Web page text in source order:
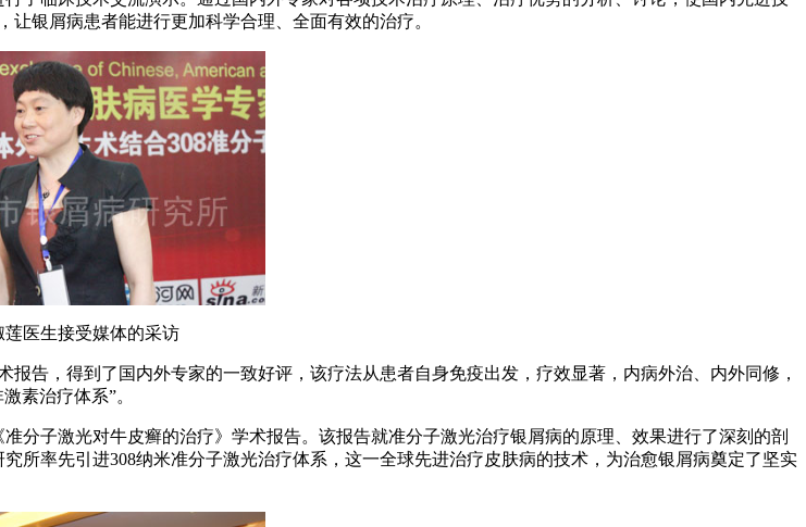
银屑病患者能进行更加科学合理、全面有效的治疗。
莲医生接受媒体的采访
告，得到了国内外专家的一致好评，该疗法从患者自身免疫出发，疗效显著，内病外治、内外同修，
素治疗体系”。
分子激光对牛皮癣的治疗》学术报告。该报告就准分子激光治疗银屑病的原理、效果进行了深刻的剖
所率先引进308纳米准分子激光治疗体系，这一全球先进治疗皮肤病的技术，为治愈银屑病奠定了坚实